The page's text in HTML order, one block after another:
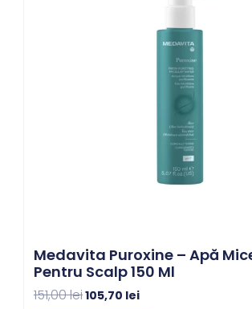
Medavita Puroxine – Apă
Pentru Scalp 150 Ml
151,00lei105,70 lei